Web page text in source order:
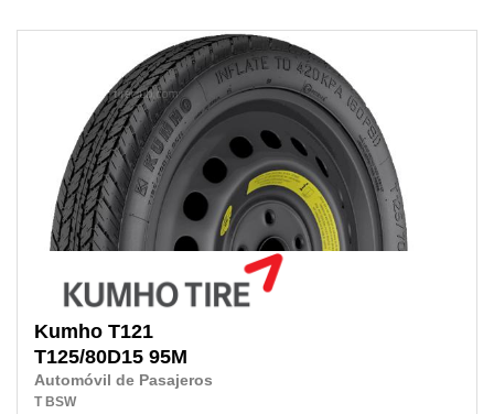
Kumho T121
T125/80D15 95M
Automóvil de Pasajeros
T BSW